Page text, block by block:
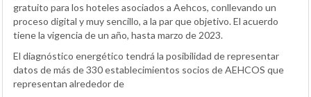
gratuito para los hoteles asociados a Aehcos, conllevando un
proceso digital y muy sencillo, a la par que objetivo. El acuerdo
tiene la vigencia de un año, hasta marzo de 2023.
El diagnóstico energético tendrá la posibilidad de representar
datos de más de 330 establecimientos socios de AEHCOS que
representan alrededor de